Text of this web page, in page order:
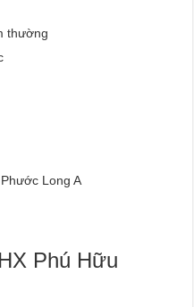
thường
Long A
Phú Hữu